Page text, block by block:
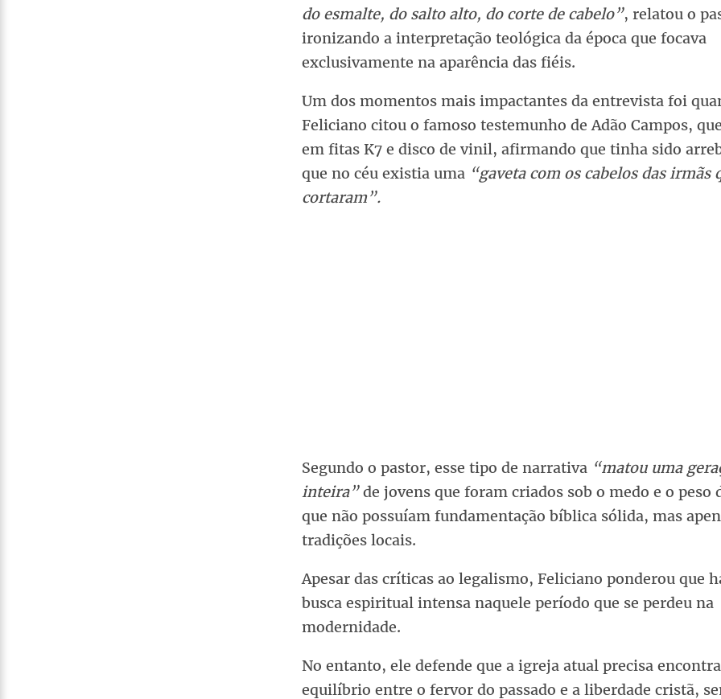
do esmalte, do salto alto, do corte de cabelo”, relatou o
ironizando a interpretação teológica da época que focava
exclusivamente na aparência das fiéis.
Um dos momentos mais impactantes da entrevista foi
Feliciano citou o famoso testemunho de Adão Campos,
em fitas K7 e disco de vinil, afirmando que tinha sido
que no céu existia uma “gaveta com os cabelos das irmãs
cortaram”.
Segundo o pastor, esse tipo de narrativa “matou uma
inteira”de jovens que foram criados sob o medo e o peso
que não possuíam fundamentação bíblica sólida, mas
tradições locais.
Apesar das críticas ao legalismo, Feliciano ponderou que
busca espiritual intensa naquele período que se perdeu na
modernidade.
No entanto, ele defende que a igreja atual precisa
equilíbrio entre o fervor do passado e a liberdade cristã,